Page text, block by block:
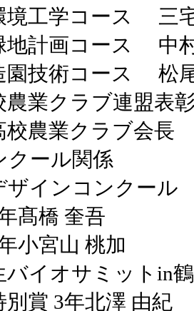
工学コース 三
コース 中村
コース 松尾
業クラブ連盟表
校農業クラブ会長
ール関係
ザインコンクール
橋 奎吾
宮山 桃加
バイオサミットin
賞 3年北澤 由紀